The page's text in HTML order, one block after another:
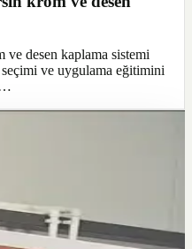
desen kaplama sistemi
ve uygulama eğitimini